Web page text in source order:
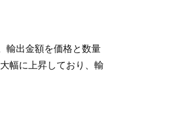
輸出金額を価格と数量
幅に上昇しており、輸